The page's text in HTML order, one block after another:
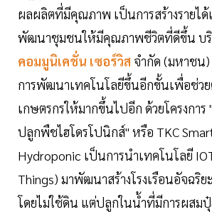
ผลผลิตที่มีคุณภาพ เป็นการสร้างรายไ
พัฒนาชุมชนให้มีคุณภาพชีวิตที่ดีขึ้น บ
คอมมูนิเคชั่น เซอร์วิส จำกัด (มหาชน)
การพัฒนาเทคโนโลยีขึ้นอีกขั้นเพื่อช่วย
เกษตรกรให้มากขึ้นไปอีก ด้วยโครงการ
ปลูกพืชไฮโดรโปนิกส์" หรือ TKC
Hydroponic เป็นการนำเทคโนโลยี
Things) มาพัฒนาสร้างโรงเรือนอัจฉริ
โดยไม่ใช้ดิน แต่ปลูกในน้ำที่มีการผสม